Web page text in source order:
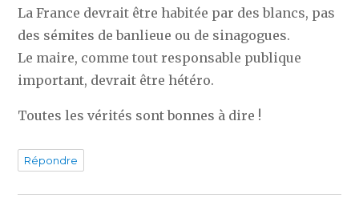
La France devrait être habitée par des blancs, pas
des sémites de banlieue ou de sinagogues.
Le maire, comme tout responsable publique
important, devrait être hétéro.
Toutes les vérités sont bonnes à dire !
Répondre